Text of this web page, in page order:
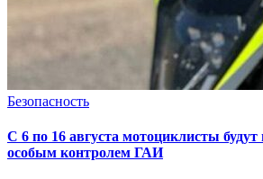
Безопасность
С 6 по 16 августа мотоциклисты будут
особым контролем ГАИ